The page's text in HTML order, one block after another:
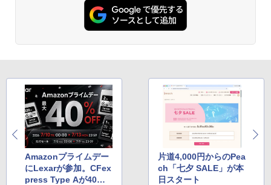
Amazonプライムデー
にLexarが参加。CFex
press Type Aが40％O
片道4,000円からのPea
ch「七夕 SALE」が本
日スタート